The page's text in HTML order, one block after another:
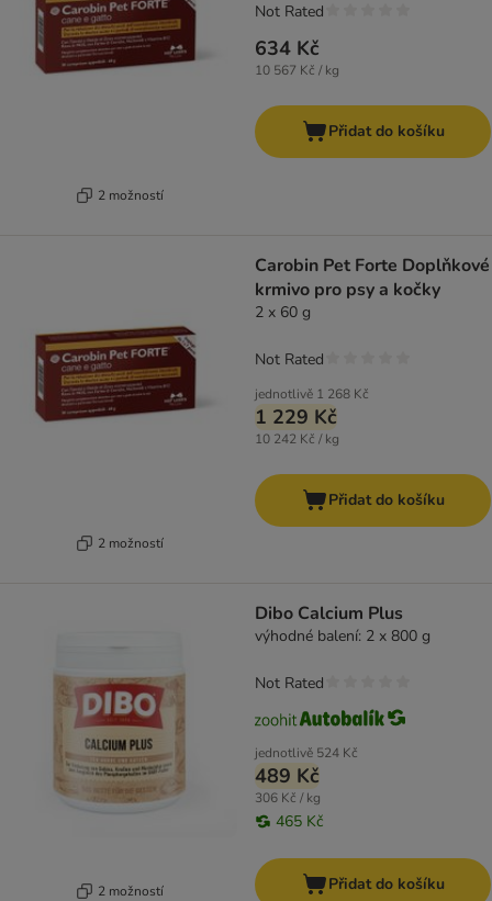
2 možností
634 Kč
10 567 Kč / kg
Not Rated
Přidat do košíku
2 možností
Carobin Pet Forte Doplňkové
krmivo pro psy a kočky
2 x 60 g
jednotlivě 1 268 Kč
1 229 Kč
10 242 Kč / kg
Not Rated
Přidat do košíku
2 možností
Dibo Calcium Plus
výhodné balení: 2 x 800 g
jednotlivě 524 Kč
489 Kč
306 Kč / kg
465 Kč
Not Rated
Přidat do košíku